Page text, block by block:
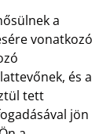
a
vonatkozó
és a
tett
jön